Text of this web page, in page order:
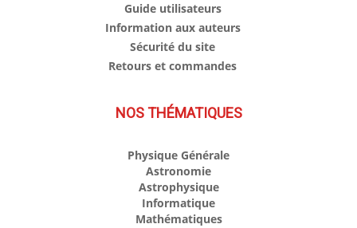
Guide utilisateurs
Information aux auteurs
Sécurité du site
Retours et commandes
NOS THÉMATIQUES
Physique Générale
Astronomie
Astrophysique
Informatique
Mathématiques